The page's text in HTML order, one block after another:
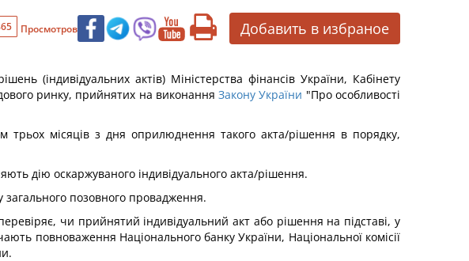
Просмотров Добавить в избраное
(індивідуальних актів) Міністерства фінансів України, Кабінету
ринку, прийнятих на виконанняЗакону України "Про особливості
трьох місяців з дня оприлюднення такого акта/рішення в порядку,
дію оскаржуваного індивідуального акта/рішення.
загального позовного провадження.
чи прийнятий індивідуальний акт або рішення на підставі, у
повноваження Національного банку України, Національної комісії